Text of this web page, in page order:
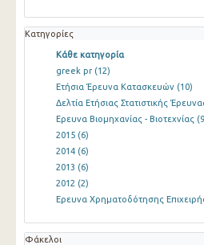
Κατηγορίες
Κάθε κατηγορία
greek pr (12)
Ετήσια Έρευνα Κατασκευών (10)
Δελτία Ετήσιας Στατιστικής
Ερευνα Βιομηχανίας - Βιοτεχνίας
2015 (6)
2014 (6)
2013 (6)
2012 (2)
Ερευνα Χρηματοδότησης
Φάκελοι